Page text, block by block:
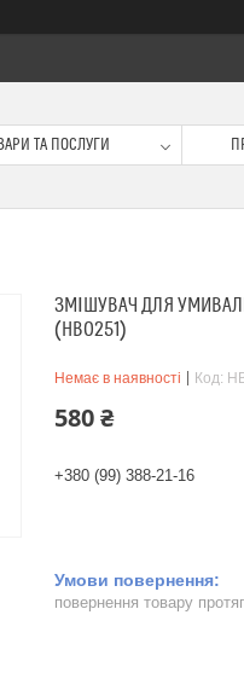
ТА ПОСЛУГИ
ЗМІШУВАЧ ДЛЯ
(HB0251)
Немає в наявності Код:
580 ₴
+380 (99) 388-21-16
повернення товару